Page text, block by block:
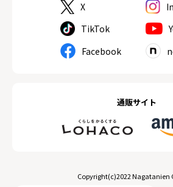
X
TikTok
Facebook
通販サイト
Copyright(c)2022 Nagatanien